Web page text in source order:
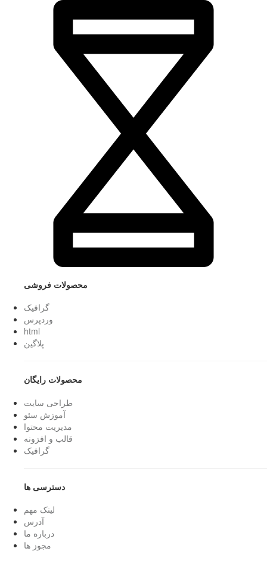
محصولات فروشی
گرافیک
وردپرس
html
پلاگین
محصولات رایگان
طراحی سایت
آموزش سئو
مدیریت محتوا
قالب و افزونه
گرافیک
دسترسی ها
لینک مهم
آدرس
درباره ما
مجوز ها